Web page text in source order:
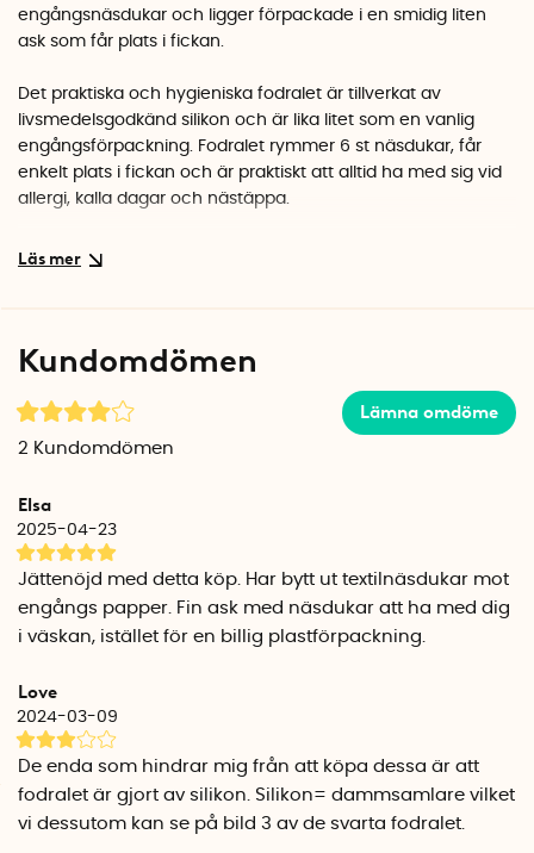
engångsnäsdukar och ligger förpackade i en smidig liten
ask som får plats i fickan.
Det praktiska och hygieniska fodralet är tillverkat av
livsmedelsgodkänd silikon och är lika litet som en vanlig
engångsförpackning. Fodralet rymmer 6 st näsdukar, får
enkelt plats i fickan och är praktiskt att alltid ha med sig vid
allergi, kalla dagar och nästäppa.
Hygienisk användning
näsdukarna från de oanvända näsdukarna.
Näsdukar i ekologisk bomull
Näsdukarna är tillverkade av GOTS-certifierad ekologisk
näsdukarna har ersatt över 3.100+ engångsnäsdukar vid
slutet av sin livscykel.
Lätta att tvätta och rengöra
De använda näsdukarna kan maskintvättas i 60°C (se till att
de är ovikta innan tvätt). Silikonfodralet kan sköljas av eller
Rulla ihop näsdukarna och sätt in i hållaren
De nytvättade näsdukarna är lätta att vika, rulla ihop och
lägga tillbaka i fodralet. Lägg barriären överst och knäpp
igen fodralet. Näsdukarna är nu redo att användas på nytt.
Kundomdömen
Lämna omdöme
2 Kundomdömen
Elsa
2025-04-23
Jättenöjd med detta köp. Har bytt ut textilnäsdukar mot
engångs papper. Fin ask med näsdukar att ha med dig
i väskan, istället för en billig plastförpackning.
Love
2024-03-09
De enda som hindrar mig från att köpa dessa är att
fodralet är gjort av silikon. Silikon= dammsamlare vilket
vi dessutom kan se på bild 3 av de svarta fodralet.